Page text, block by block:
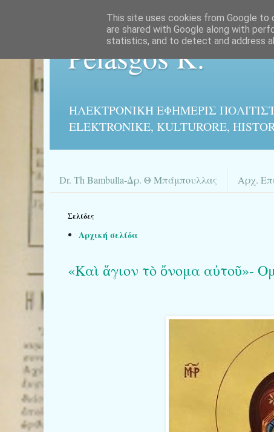
Pelasgos K.
ΗΛΕΚΤΡΟΝΙΚΉ ΕΦΗΜΕΡΙΣ
ELEKTRONIKE, KULTURORE,
Dr. Th Bambulla-Δρ. Θ Μπάμπουλλας Αρχ.
Σελίδες
Αρχική σελίδα
«Καὶ ἅγιον τὸ ὄνομα αὐτοῦ»-
This site uses cookies from Google to
are shared with Google along with
statistics, and to detect and address